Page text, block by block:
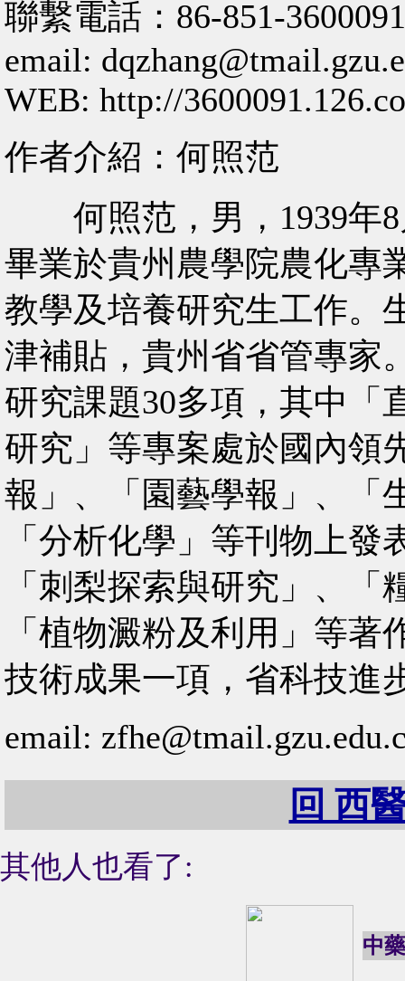
聯繫電話：86-851-
email:
WEB: http://
作者介紹：何照范
何照范，男，1939年8
畢業於貴州農學院農化專
教學及培養研究生工作。
津補貼，貴州省省管專家
研究課題30多項，其中「
研究」等專案處於國內領
報」、「園藝學報」、「
「分析化學」等刊物上
「刺梨探索與研究」、
「植物澱粉及利用」等
技術成果一項，省科技進
email:
回 西
其他人也看了:
中